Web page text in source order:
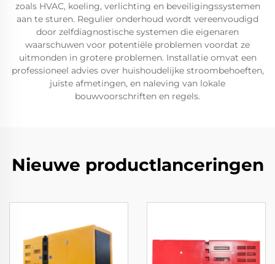
zoals HVAC, koeling, verlichting en beveiligingssystemen
aan te sturen. Regulier onderhoud wordt vereenvoudigd
door zelfdiagnostische systemen die eigenaren
waarschuwen voor potentiële problemen voordat ze
uitmonden in grotere problemen. Installatie omvat een
professioneel advies over huishoudelijke stroombehoeften,
juiste afmetingen, en naleving van lokale
bouwvoorschriften en regels.
Nieuwe productlanceringen